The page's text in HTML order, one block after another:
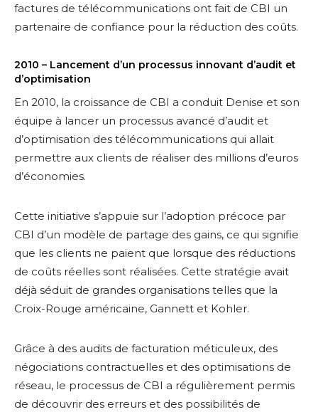
factures de télécommunications ont fait de CBI un
partenaire de confiance pour la réduction des coûts.
2010 – Lancement d’un processus innovant d’audit et
d’optimisation
En 2010, la croissance de CBI a conduit Denise et son
équipe à lancer un processus avancé d’audit et
d’optimisation des télécommunications qui allait
permettre aux clients de réaliser des millions d’euros
d’économies.
Cette initiative s’appuie sur l’adoption précoce par
CBI d’un modèle de partage des gains, ce qui signifie
que les clients ne paient que lorsque des réductions
de coûts réelles sont réalisées. Cette stratégie avait
déjà séduit de grandes organisations telles que la
Croix-Rouge américaine, Gannett et Kohler.
Grâce à des audits de facturation méticuleux, des
négociations contractuelles et des optimisations de
réseau, le processus de CBI a régulièrement permis
de découvrir des erreurs et des possibilités de